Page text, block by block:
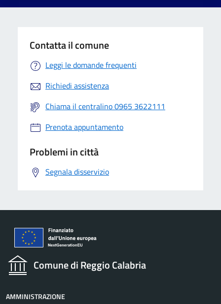
Contatta il comune
Leggi le domande frequenti
Richiedi assistenza
Chiama il centralino 0965 3622111
Prenota appuntamento
Problemi in città
Segnala disservizio
Comune di Reggio Calabria
AMMINISTRAZIONE